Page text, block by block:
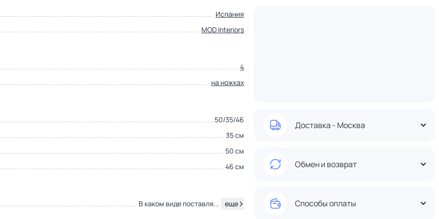
Испания
MOD Interiors
4
на ножках
50/35/46
35 см
50 см
46 см
В каком виде поставля... еще
Доставка - Москва
Обмен и возврат
Способы оплаты